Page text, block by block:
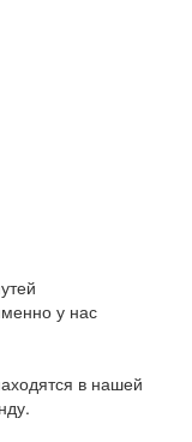
у нас
в нашей